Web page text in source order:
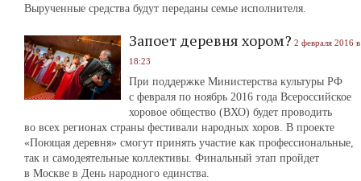
Вырученные средства будут переданы семье исполнителя.
Запоет деревня хором? 2 февраля 2016 в
18:23
При поддержке Министерства культуры РФ
с февраля по ноябрь 2016 года Всероссийское
хоровое общество (ВХО) будет проводить
во всех регионах страны фестивали народных хоров. В проекте
«Поющая деревня» смогут принять участие как профессиональные,
так и самодеятельные коллективы. Финальный этап пройдет
в Москве в День народного единства.